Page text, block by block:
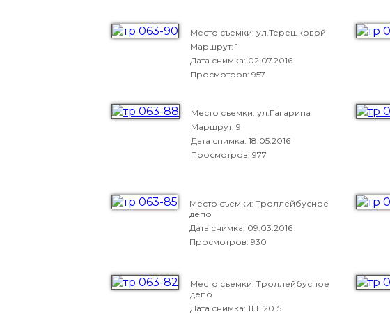
Место съемки: ул.Терешковой
Маршрут: 1
Дата снимка: 02.07.2016
Просмотров: 957
Место съемки: ул.Гагарина
Маршрут: 9
Дата снимка: 18.05.2016
Просмотров: 977
Место съемки: Троллейбусное
депо
Дата снимка: 09.03.2016
Просмотров: 930
Место съемки: Троллейбусное
депо
Дата снимка: 11.11.2015